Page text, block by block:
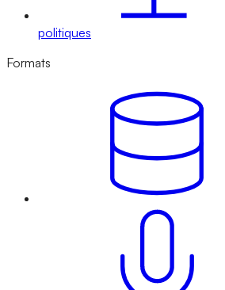
politiques
Formats